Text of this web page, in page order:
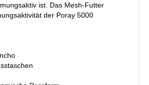
ist. Das Mesh-Futter
der Poray 5000